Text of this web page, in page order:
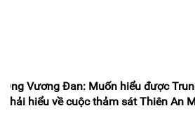
Ông Vương Đan: Muốn hiểu được
phải hiểu về cuộc thảm sát Thiên An